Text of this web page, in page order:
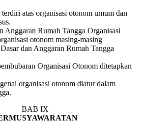
atas organisasi otonom umum dan
Anggaran Rumah Tangga Organisasi
otonom masing-masing
dan Anggaran Rumah Tangga
Organisasi Otonom ditetapkan
organisasi otonom diatur dalam
BAB IX